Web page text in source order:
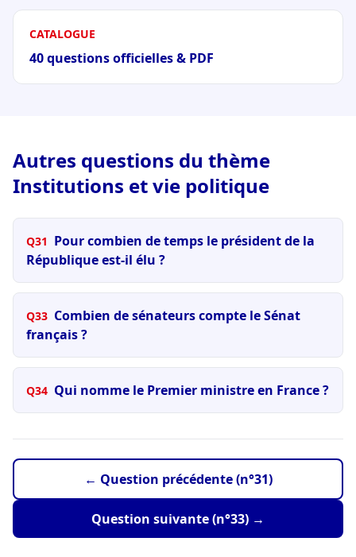
CATALOGUE
40 questions officielles & PDF
Autres questions du thème
Institutions et vie politique
Q31 Pour combien de temps le président de la
République est-il élu ?
Q33 Combien de sénateurs compte le Sénat
français ?
Q34 Qui nomme le Premier ministre en France ?
← Question précédente (n°31)
Question suivante (n°33) →